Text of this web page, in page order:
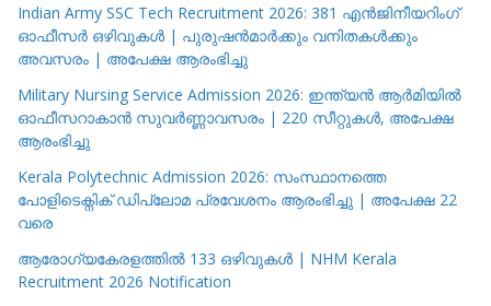
Indian Army SSC Tech Recruitment 2026: 381 എൻജിനീയറിംഗ്
ഓഫീസർ ഒഴിവുകൾ | പുരുഷൻമാർക്കും വനിതകൾക്കും
അവസരം | അപേക്ഷ ആരംഭിച്ചു
Military Nursing Service Admission 2026: ഇന്ത്യൻ ആർമിയിൽ
ഓഫീസറാകാൻ സുവർണ്ണാവസരം | 220 സീറ്റുകൾ, അപേക്ഷ
ആരംഭിച്ചു
Kerala Polytechnic Admission 2026: സംസ്ഥാനത്തെ
പോളിടെക്നിക് ഡിപ്ലോമ പ്രവേശനം ആരംഭിച്ചു | അപേക്ഷ 22
വരെ
ആരോഗ്യകേരളത്തിൽ 133 ഒഴിവുകൾ | NHM Kerala
Recruitment 2026 Notification